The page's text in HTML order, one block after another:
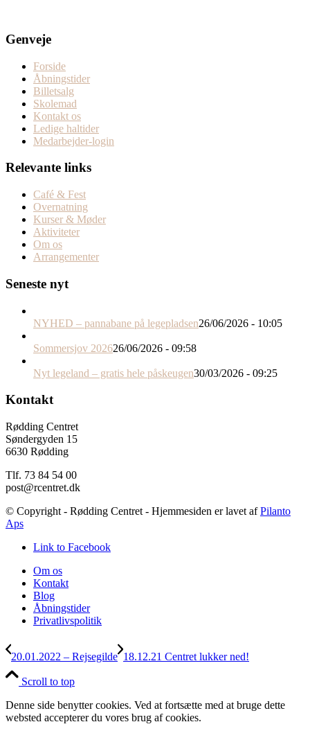
Genveje
Forside
Åbningstider
Billetsalg
Skolemad
Kontakt os
Ledige haltider
Medarbejder-login
Relevante links
Café & Fest
Overnatning
Kurser & Møder
Aktiviteter
Om os
Arrangementer
Seneste nyt
NYHED – pannabane på legepladsen26/06/2026 - 10:05
Sommersjov 202626/06/2026 - 09:58
Nyt legeland – gratis hele påskeugen30/03/2026 - 09:25
Kontakt
Rødding Centret
Søndergyden 15
6630 Rødding
Tlf. 73 84 54 00
post@rcentret.dk
© Copyright - Rødding Centret - Hjemmesiden er lavet afPilanto
Aps
Link to Facebook
Om os
Kontakt
Blog
Åbningstider
Privatlivspolitik
20.01.2022 – Rejsegilde 18.12.21 Centret lukker ned!
Scroll to top
Denne side benytter cookies. Ved at fortsætte med at bruge dette
websted accepterer du vores brug af cookies.